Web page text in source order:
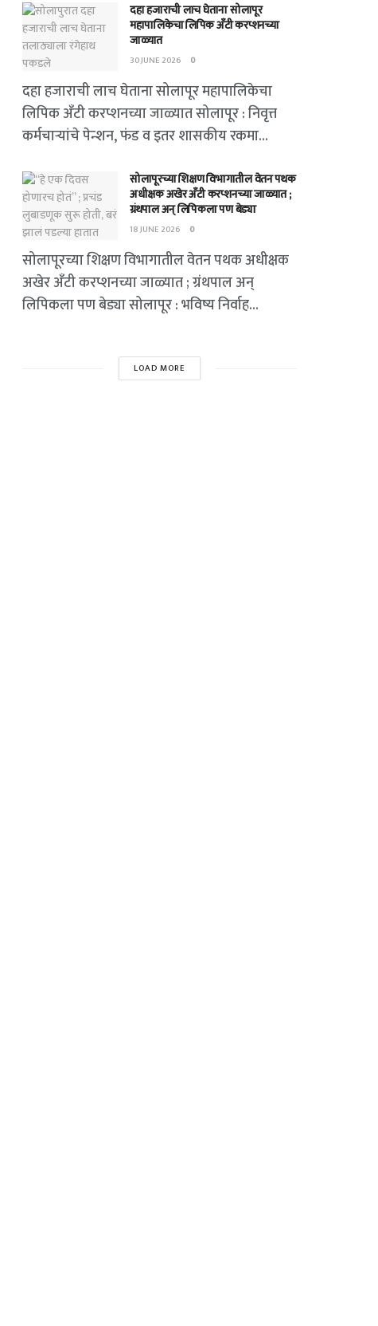
दहा हजाराची लाच घेताना सोलापूर
महापालिकेचा लिपिक अँटी करप्शनच्या
जाळ्यात
30 JUNE 2026 0
दहा हजाराची लाच घेताना सोलापूर महापालिकेचा
लिपिक अँटी करप्शनच्या जाळ्यात सोलापूर : निवृत्त
कर्मचाऱ्यांचे पेन्शन, फंड व इतर शासकीय रकमा...
सोलापूरच्या शिक्षण विभागातील वेतन पथक
अधीक्षक अखेर अँटी करप्शनच्या जाळ्यात ;
ग्रंथपाल अन् लिपिकला पण बेड्या
18 JUNE 2026 0
सोलापूरच्या शिक्षण विभागातील वेतन पथक अधीक्षक
अखेर अँटी करप्शनच्या जाळ्यात ; ग्रंथपाल अन्
लिपिकला पण बेड्या सोलापूर : भविष्य निर्वाह...
LOAD MORE